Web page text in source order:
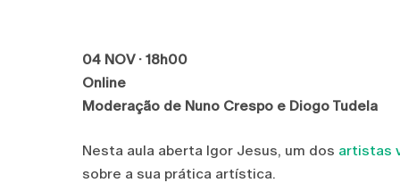
04 NOV · 18h00
Online
Moderação de Nuno Crespo e Diogo Tudela
Nesta aula aberta Igor Jesus, um dos artistas
sobre a sua prática artística.